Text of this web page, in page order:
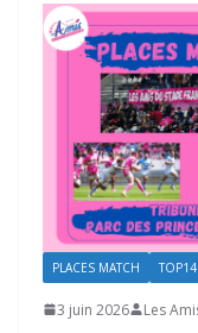
PLACES MATCH
3 juin 2026 Les